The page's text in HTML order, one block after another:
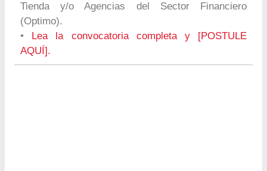
Tienda y/o Agencias del Sector Financiero
(Optimo).
•
Lea la convocatoria completa y [POSTULE
AQUÍ].